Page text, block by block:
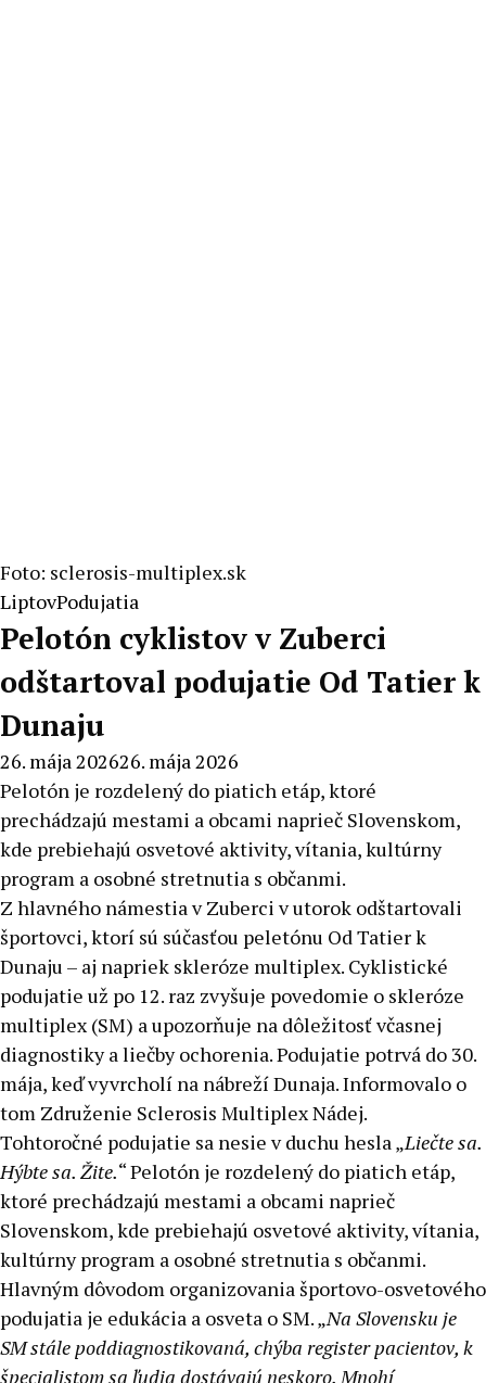
Foto: sclerosis-multiplex.sk
LiptovPodujatia
Pelotón cyklistov v Zuberci
odštartoval podujatie Od Tatier k
Dunaju
26. mája 202626. mája 2026
Pelotón je rozdelený do piatich etáp, ktoré
prechádzajú mestami a obcami naprieč Slovenskom,
kde prebiehajú osvetové aktivity, vítania, kultúrny
program a osobné stretnutia s občanmi.
Z hlavného námestia v Zuberci v utorok odštartovali
športovci, ktorí sú súčasťou peletónu Od Tatier k
Dunaju – aj napriek skleróze multiplex. Cyklistické
podujatie už po 12. raz zvyšuje povedomie o skleróze
multiplex (SM) a upozorňuje na dôležitosť včasnej
diagnostiky a liečby ochorenia. Podujatie potrvá do 30.
mája, keď vyvrcholí na nábreží Dunaja. Informovalo o
tom Združenie Sclerosis Multiplex Nádej.
Tohtoročné podujatie sa nesie v duchu hesla „Liečte sa.
Hýbte sa. Žite.“ Pelotón je rozdelený do piatich etáp,
ktoré prechádzajú mestami a obcami naprieč
Slovenskom, kde prebiehajú osvetové aktivity, vítania,
kultúrny program a osobné stretnutia s občanmi.
Hlavným dôvodom organizovania športovo-osvetového
podujatia je edukácia a osveta o SM. „Na Slovensku je
SM stále poddiagnostikovaná, chýba register pacientov, k
špecialistom sa ľudia dostávajú neskoro. Mnohí